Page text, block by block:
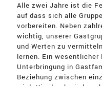
Alle zwei Jahre ist die
auf dass sich alle
vorbereiten. Neben
wichtig, unserer
und Werten zu
lernen. Ein
Unterbringung in
Beziehung zwischen